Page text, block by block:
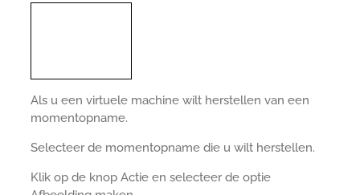
Als u een virtuele machine wilt herstellen van een
momentopname.
Selecteer de momentopname die u wilt herstellen.
Klik op de knop Actie en selecteer de optie